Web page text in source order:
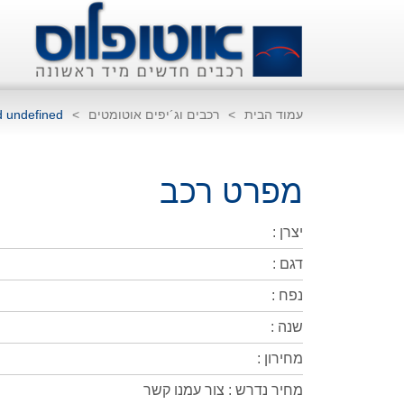
עמוד הבית > רכבים וג´יפים אוטומטים >
undefined
מפרט רכב
יצרן :
דגם :
נפח :
שנה :
מחירון :
מחיר נדרש : צור עמנו קשר